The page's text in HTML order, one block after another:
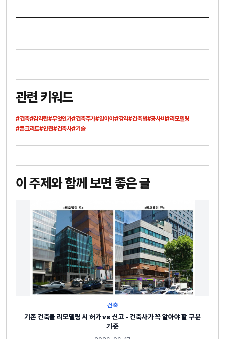
관련 키워드
#건축#감리란#무엇인가#건축주가#알아야#감리#건축법#공사비 #리모델링
#콘크리트#안전#건축사#기술
이 주제와 함께 보면 좋은 글
건축
기존 건축물 리모델링 시 허가 vs 신고 - 건축사가 꼭 알아야 할 구분
기준